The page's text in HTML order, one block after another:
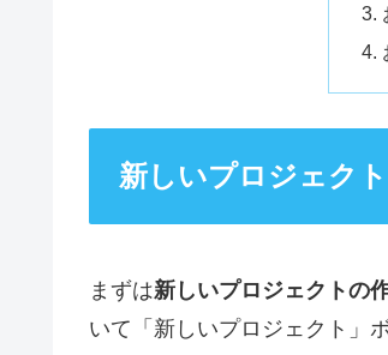
新しいプロジェク
まずは新しいプロジェクトの
いて「新しいプロジェクト」